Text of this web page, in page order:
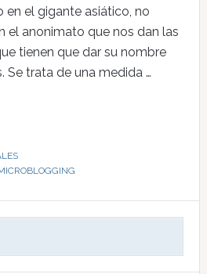
en el gigante asiático, no
el anonimato que nos dan las
tienen que dar su nombre
Se trata de una medida …